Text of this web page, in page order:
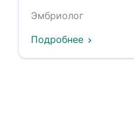
Эмбриолог
Подробнее